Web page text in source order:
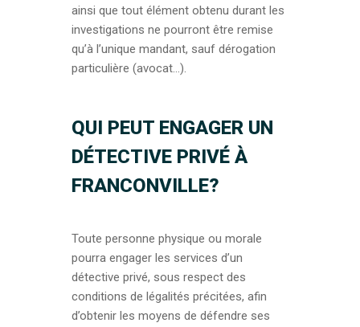
ainsi que tout élément obtenu durant les
investigations ne pourront être remise
qu’à l’unique mandant, sauf dérogation
particulière (avocat…).
QUI PEUT ENGAGER UN
DÉTECTIVE PRIVÉ À
FRANCONVILLE?
Toute personne physique ou morale
pourra engager les services d’un
détective privé, sous respect des
conditions de légalités précitées, afin
d’obtenir les moyens de défendre ses